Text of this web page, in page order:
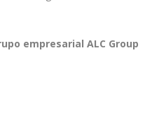
empresarial ALC Group